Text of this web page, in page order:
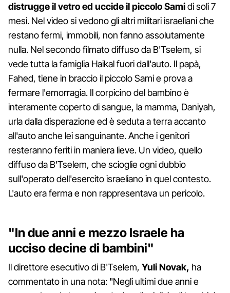
distrugge il vetro ed uccide il piccolo Samidi soli 7
mesi. Nel video si vedono gli altri militari israeliani che
restano fermi, immobili, non fanno assolutamente
nulla. Nel secondo filmato diffuso da B'Tselem, si
vede tutta la famiglia Haikal fuori dall'auto. Il papà,
Fahed, tiene in braccio il piccolo Sami e prova a
fermare l'emorragia. Il corpicino del bambino è
interamente coperto di sangue, la mamma, Daniyah,
urla dalla disperazione ed è seduta a terra accanto
all'auto anche lei sanguinante. Anche i genitori
resteranno feriti in maniera lieve. Un video, quello
diffuso da B'Tselem, che scioglie ogni dubbio
sull'operato dell'esercito israeliano in quel contesto.
L'auto era ferma e non rappresentava un pericolo.
"In due anni e mezzo Israele ha
ucciso decine di bambini"
Il direttore esecutivo di B'Tselem, Yuli Novak, ha
commentato in una nota: "Negli ultimi due anni e